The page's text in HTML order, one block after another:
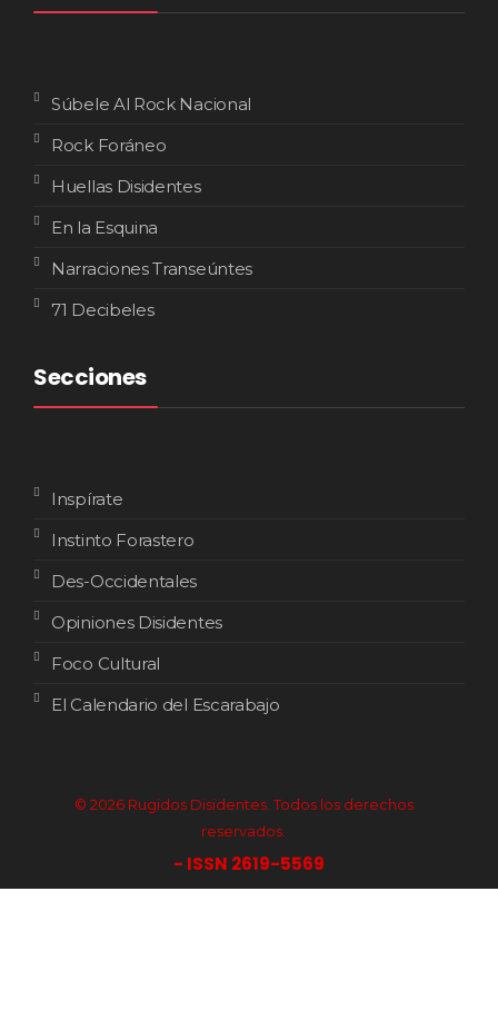
Súbele Al Rock Nacional
Rock Foráneo
Huellas Disidentes
En la Esquina
Narraciones Transeúntes
71 Decibeles
Secciones
Inspírate
Instinto Forastero
Des-Occidentales
Opiniones Disidentes
Foco Cultural
El Calendario del Escarabajo
© 2026 Rugidos Disidentes. Todos los derechos
reservados.
- ISSN 2619-5569